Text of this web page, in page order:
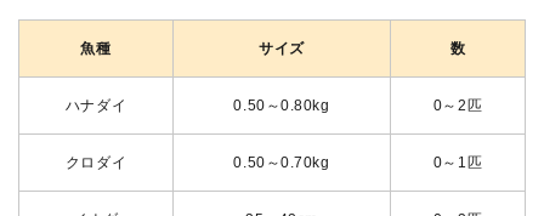
魚種 サイズ 数
ハナダイ 0.50～0.80kg 0～2匹
クロダイ 0.50～0.70kg 0～1匹